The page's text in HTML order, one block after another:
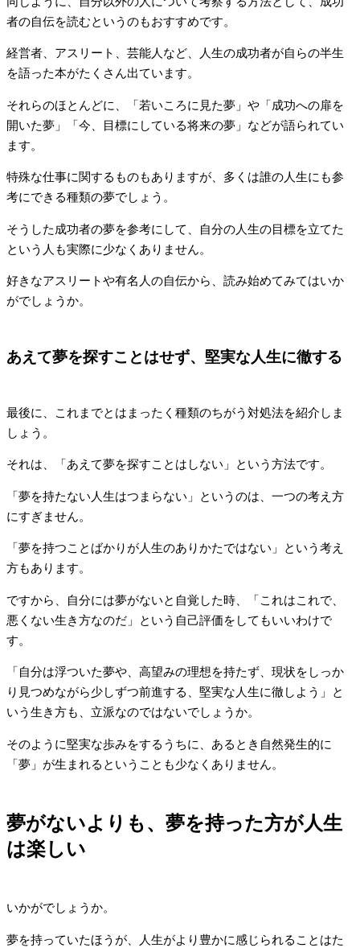
者の自伝を読むというのもおすすめです。
経営者、アスリート、芸能人など、人生の成功者が自らの半生
を語った本がたくさん出ています。
それらのほとんどに、「若いころに見た夢」や「成功への扉を
開いた夢」「今、目標にしている将来の夢」などが語られてい
ます。
特殊な仕事に関するものもありますが、多くは誰の人生にも参
考にできる種類の夢でしょう。
そうした成功者の夢を参考にして、自分の人生の目標を立てた
という人も実際に少なくありません。
好きなアスリートや有名人の自伝から、読み始めてみてはいか
がでしょうか。
あえて夢を探すことはせず、堅実な人生に徹する
最後に、これまでとはまったく種類のちがう対処法を紹介しま
しょう。
それは、「あえて夢を探すことはしない」という方法です。
「夢を持たない人生はつまらない」というのは、一つの考え方
にすぎません。
「夢を持つことばかりが人生のありかたではない」という考え
方もあります。
ですから、自分には夢がないと自覚した時、「これはこれで、
悪くない生き方なのだ」という自己評価をしてもいいわけで
す。
「自分は浮ついた夢や、高望みの理想を持たず、現状をしっか
り見つめながら少しずつ前進する、堅実な人生に徹しよう」と
いう生き方も、立派なのではないでしょうか。
そのように堅実な歩みをするうちに、あるとき自然発生的に
「夢」が生まれるということも少なくありません。
夢がないよりも、夢を持った方が人生
は楽しい
いかがでしょうか。
夢を持っていたほうが、人生がより豊かに感じられることはた